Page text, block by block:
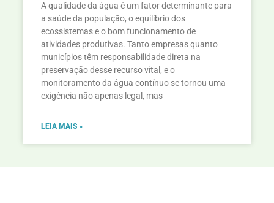
A qualidade da água é um fator determinante para
a saúde da população, o equilíbrio dos
ecossistemas e o bom funcionamento de
atividades produtivas. Tanto empresas quanto
municípios têm responsabilidade direta na
preservação desse recurso vital, e o
monitoramento da água contínuo se tornou uma
exigência não apenas legal, mas
LEIA MAIS »